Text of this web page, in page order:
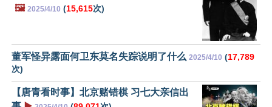
🖼️ 2025/4/10 (15,615次)
董军怪异露面何卫东莫名失踪说明了什么 2025/4/10 (17,789
次)
【唐青看时事】北京赌错棋 习七大亲信出